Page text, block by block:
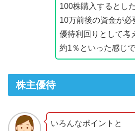
100株購入するとした
10万前後の資金が必
優待利回りとして考
約1％といった感じで
株主優待
いろんなポイントと